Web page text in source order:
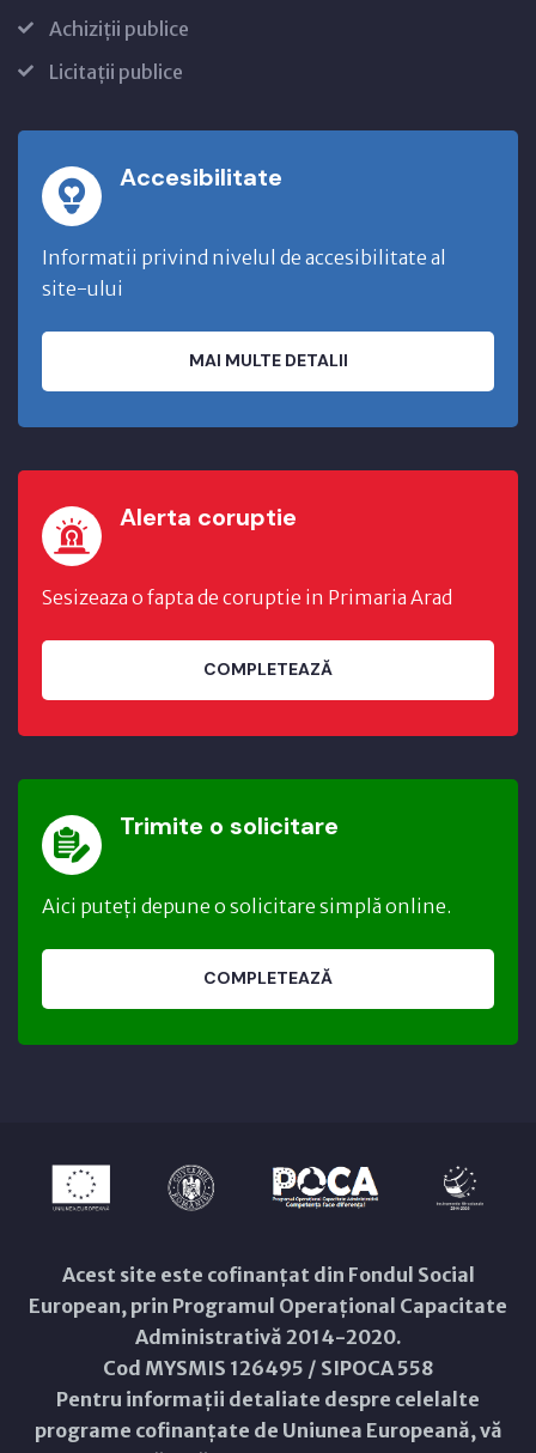
Achiziții publice
Licitații publice
Accesibilitate
Informatii privind nivelul de accesibilitate al
site-ului
MAI MULTE DETALII
Alerta coruptie
Sesizeaza o fapta de coruptie in Primaria Arad
COMPLETEAZĂ
Trimite o solicitare
Aici puteți depune o solicitare simplă online.
COMPLETEAZĂ
Acest site este cofinanțat din Fondul Social
European, prin Programul Operațional Capacitate
Administrativă 2014-2020.
Cod MYSMIS 126495 / SIPOCA 558
Pentru informații detaliate despre celelalte
programe cofinanțate de Uniunea Europeană, vă